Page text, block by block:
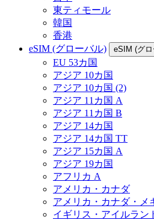
東ティモール
韓国
香港
eSIM (グローバル)
eSIM (グロ
EU 53カ国
アジア 10カ国
アジア 10カ国 (2)
アジア 11カ国 A
アジア 11カ国 B
アジア 14カ国
アジア 14カ国 TT
アジア 15カ国 A
アジア 19カ国
アフリカ A
アメリカ・カナダ
アメリカ・カナダ・メ
イギリス・アイルラン